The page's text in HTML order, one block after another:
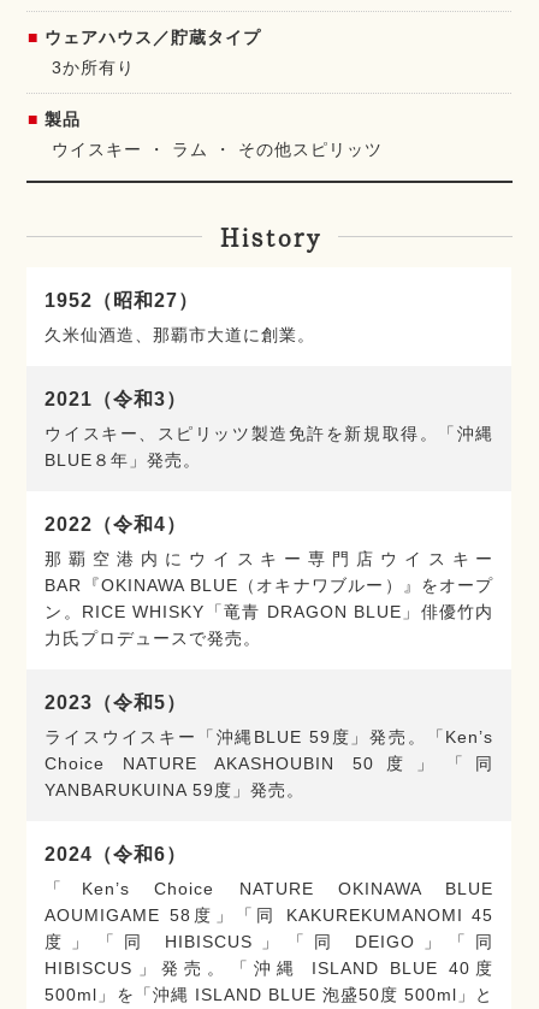
ウェアハウス／貯蔵タイプ
3か所有り
製品
ウイスキー
ラム その他スピリッツ
History
1952（昭和27）
久米仙酒造、那覇市大道に創業。
2021（令和3）
ウイスキー、スピリッツ製造免許を新規取得。「沖縄
BLUE８年」発売。
2022（令和4）
那覇空港内にウイスキー専門店ウイスキー
BAR『OKINAWA BLUE（オキナワブルー）』をオープ
ン。RICE WHISKY「竜青 DRAGON BLUE」俳優竹内
力氏プロデュースで発売。
2023（令和5）
ライスウイスキー「沖縄BLUE 59度」発売。「Ken’s
Choice NATURE AKASHOUBIN 50度」「同
YANBARUKUINA 59度」発売。
2024（令和6）
「Ken’s Choice NATURE OKINAWA BLUE
AOUMIGAME 58度」「同 KAKUREKUMANOMI 45
度」「同 HIBISCUS」「同 DEIGO」「同
HIBISCUS」発売。「沖縄 ISLAND BLUE 40度
500ml」を「沖縄 ISLAND BLUE 泡盛50度 500ml」と